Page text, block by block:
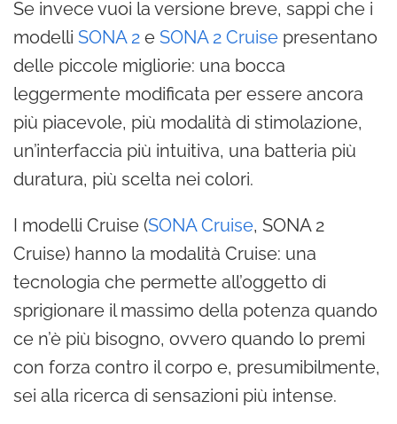
Se invece vuoi la versione breve, sappi che i
modelli SONA 2 e SONA 2 Cruise presentano
delle piccole migliorie: una bocca
leggermente modificata per essere ancora
più piacevole, più modalità di stimolazione,
un’interfaccia più intuitiva, una batteria più
duratura, più scelta nei colori.
I modelli Cruise (SONA Cruise, SONA 2
Cruise) hanno la modalità Cruise: una
tecnologia che permette all’oggetto di
sprigionare il massimo della potenza quando
ce n’è più bisogno, ovvero quando lo premi
con forza contro il corpo e, presumibilmente,
sei alla ricerca di sensazioni più intense.